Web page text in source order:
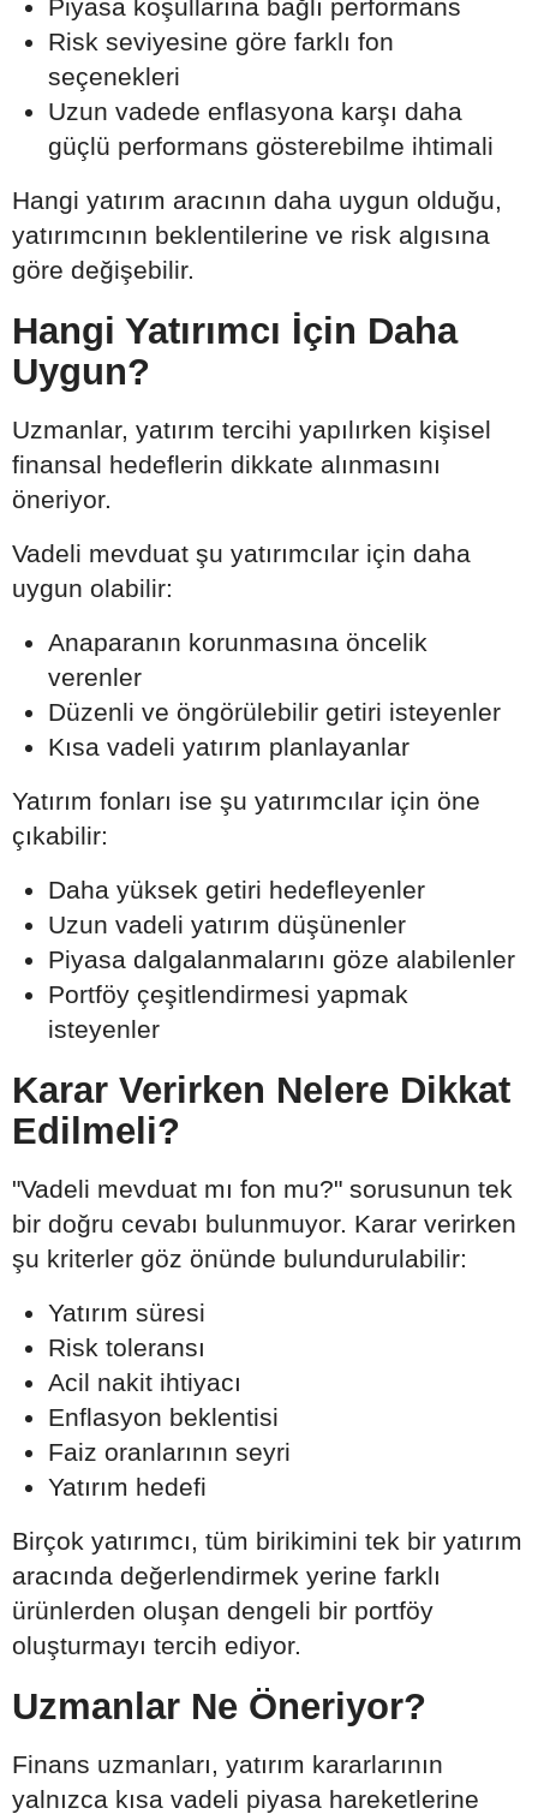
Piyasa koşullarına bağlı performans
Risk seviyesine göre farklı fon
seçenekleri
Uzun vadede enflasyona karşı daha
güçlü performans gösterebilme ihtimali
Hangi yatırım aracının daha uygun olduğu,
yatırımcının beklentilerine ve risk algısına
göre değişebilir.
Hangi Yatırımcı İçin Daha
Uygun?
Uzmanlar, yatırım tercihi yapılırken kişisel
finansal hedeflerin dikkate alınmasını
öneriyor.
Vadeli mevduat şu yatırımcılar için daha
uygun olabilir:
Anaparanın korunmasına öncelik
verenler
Düzenli ve öngörülebilir getiri isteyenler
Kısa vadeli yatırım planlayanlar
Yatırım fonları ise şu yatırımcılar için öne
çıkabilir:
Daha yüksek getiri hedefleyenler
Uzun vadeli yatırım düşünenler
Piyasa dalgalanmalarını göze alabilenler
Portföy çeşitlendirmesi yapmak
isteyenler
Karar Verirken Nelere Dikkat
Edilmeli?
"Vadeli mevduat mı fon mu?" sorusunun tek
bir doğru cevabı bulunmuyor. Karar verirken
şu kriterler göz önünde bulundurulabilir:
Yatırım süresi
Risk toleransı
Acil nakit ihtiyacı
Enflasyon beklentisi
Faiz oranlarının seyri
Yatırım hedefi
Birçok yatırımcı, tüm birikimini tek bir yatırım
aracında değerlendirmek yerine farklı
ürünlerden oluşan dengeli bir portföy
oluşturmayı tercih ediyor.
Uzmanlar Ne Öneriyor?
Finans uzmanları, yatırım kararlarının
yalnızca kısa vadeli piyasa hareketlerine